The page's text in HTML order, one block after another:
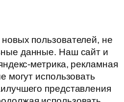
пользователей, не
данные. Наш сайт и
метрика, рекламная
могут использовать
представления